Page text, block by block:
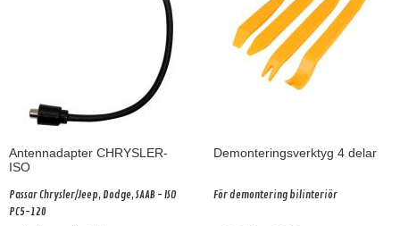
Antennadapter CHRYSLER-
ISO
Passar Chrysler/Jeep, Dodge, SAAB - ISO
PC5-120
Demonteringsverktyg 4 delar
För demontering bilinteriör